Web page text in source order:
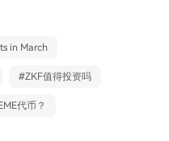
in March
#ZKF值得投资吗
代币？